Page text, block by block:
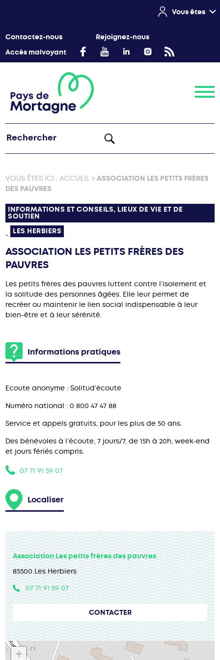
Vous êtes
Contactez-nous
Rejoignez-nous
Accès malvoyant
Menu
VOUS ÊTES ICI :ACCUEIL >ASSOCIATION LES PETITS FRÈRES
DES PAUVRES
INFORMATIONS ET CONSEILS, LIEUX DE VIE ET DE
SOUTIEN
- LES HERBIERS
ASSOCIATION LES PETITS FRÈRES DES
PAUVRES
Les petits frères des pauvres luttent contre l’isolement et
la solitude des personnes âgées. Elle leur permet de
recréer ou maintenir le lien social indispensable à leur
bien-être et à leur sérénité.
Informations pratiques
Ecoute anonyme : Solitud’écoute
Numéro national : 0 800 47 47 88
Service et appels gratuits, pour les plus de 50 ans.
Des bénévoles à l’écoute, 7 jours/7, de 15h à 20h, week-end
et jours fériés compris.
07 71 91 59 07
Localiser
Association Les petits frères des pauvres
85500 Les Herbiers
07 71 91 59 07
CONTACTER
+